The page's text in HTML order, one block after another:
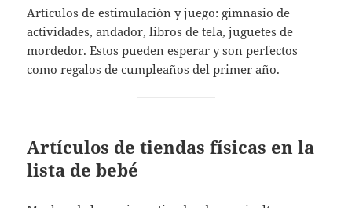
Artículos de estimulación y juego: gimnasio de
actividades, andador, libros de tela, juguetes de
mordedor. Estos pueden esperar y son perfectos
como regalos de cumpleaños del primer año.
Artículos de tiendas físicas en la
lista de bebé